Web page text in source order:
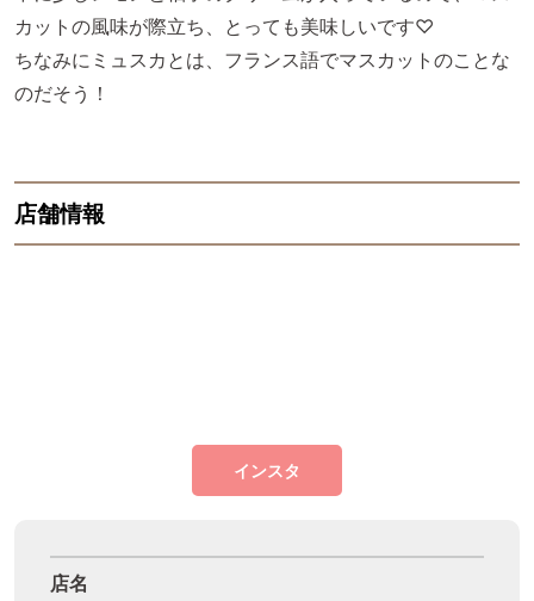
カットの風味が際立ち、とっても美味しいです♡
ちなみにミュスカとは、フランス語でマスカットのことな
のだそう！
店舗情報
インスタ
店名